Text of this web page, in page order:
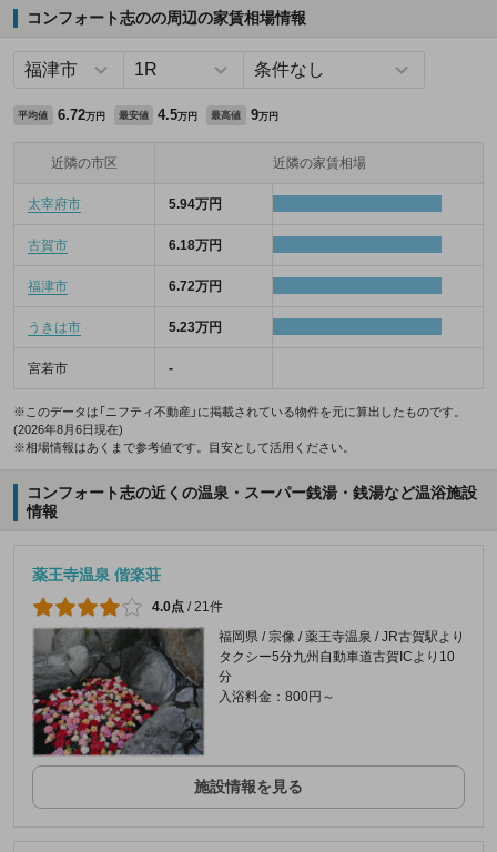
コンフォート志のの周辺の家賃相場情報
平均値 6.72万円 最安値 4.5万円 最高値 9万円
近隣の市区 近隣の家賃相場
太宰府市 5.94万円
古賀市 6.18万円
福津市 6.72万円
うきは市 5.23万円
宮若市 -
※このデータは「ニフティ不動産」に掲載されている物件を元に算出したものです。
(2026年8月6日現在)
※相場情報はあくまで参考値です。目安として活用ください。
コンフォート志の近くの温泉・スーパー銭湯・銭湯など温浴施設
情報
薬王寺温泉 偕楽荘
4.0点 /21件
福岡県 / 宗像 / 薬王寺温泉 / JR古賀駅より
タクシー5分九州自動車道古賀ICより10
分
入浴料金：800円～
施設情報を見る